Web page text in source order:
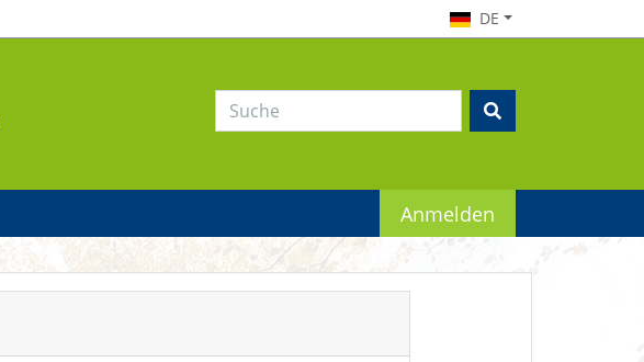
DE
Anmelden